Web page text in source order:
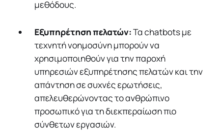
μεθόδους.
Εξυπηρέτηση πελατών:Τα chatbots με
τεχνητή νοημοσύνη μπορούν να
χρησιμοποιηθούν για την παροχή
υπηρεσιών εξυπηρέτησης πελατών και την
απάντηση σε συχνές ερωτήσεις,
απελευθερώνοντας το ανθρώπινο
προσωπικό για τη διεκπεραίωση πιο
σύνθετων εργασιών.